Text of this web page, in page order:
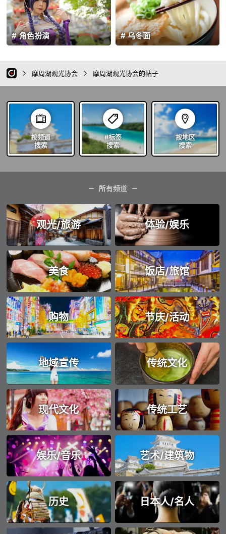
乌冬面
角色扮演
摩周湖观光协会 摩周湖观光协会的帖子
按频道
搜索
#标签
搜索
按地区
搜索
所有频道
观光/旅游 体验/娱乐
美食 饭店/旅馆
购物 节庆/活动
地域宣传 传统文化
现代文化 传统工艺
娱乐/音乐 艺术/建筑物
历史 日本人/名人